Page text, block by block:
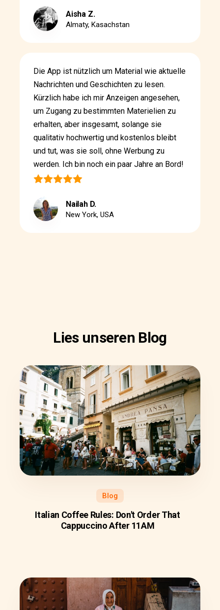
Aisha Z.
Almaty, Kasachstan
Die App ist nützlich um Material wie aktuelle
Nachrichten und Geschichten zu lesen.
Kürzlich habe ich mir Anzeigen angesehen,
um Zugang zu bestimmten Materielien zu
erhalten, aber insgesamt, solange sie
qualitativ hochwertig und kostenlos bleibt
und tut, was sie soll, ohne Werbung zu
werden. Ich bin noch ein paar Jahre an Bord!
Nailah D.
New York, USA
Lies unseren Blog
Blog
Italian Coffee Rules: Don't Order That
Cappuccino After 11AM